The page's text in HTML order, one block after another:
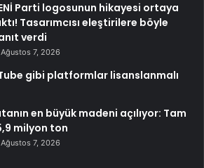
Parti logosunun hikayesi ortaya
Tasarımcısı eleştirilere böyle
verdi
Ağustos 7, 2026
gibi platformlar lisanslanmalı
en büyük madeni açılıyor: Tam
milyon ton
Ağustos 7, 2026